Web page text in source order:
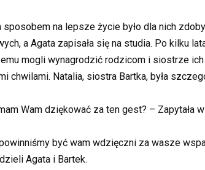
sposobem na lepsze życie było dla nich
a Agata zapisała się na studia. Po kilku
mogli wynagrodzić rodzicom i siostrze
chwilami. Natalia, siostra Bartka, była
Wam dziękować za ten gest? – Zapytała
być wam wdzięczni za wasze
Agata i Bartek.